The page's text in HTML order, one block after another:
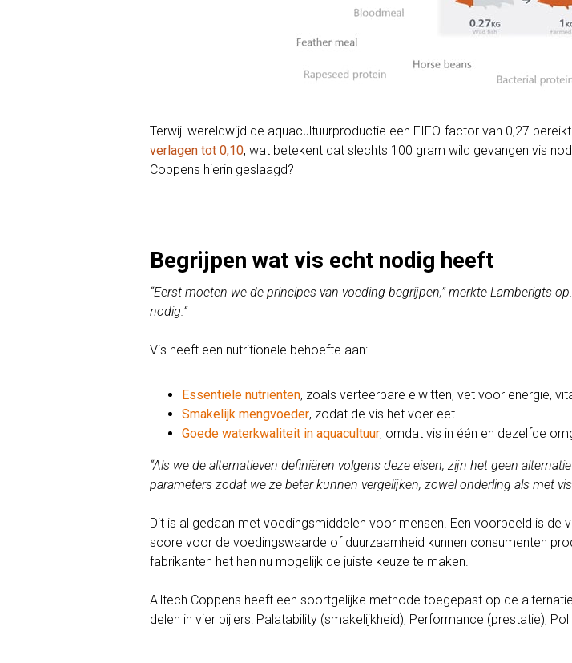
Terwijl wereldwijd de aquacultuurproductie een FIFO-factor van 0,27
verlagen tot 0,10, wat betekent dat slechts 100 gram wild gevangen vis
Coppens hierin geslaagd?
Begrijpen wat vis echt nodig heeft
“Eerst moeten we de principes van voeding begrijpen,” merkte Lamberigts
nodig.”
Vis heeft een nutritionele behoefte aan:
Essentiële nutriënten, zoals verteerbare eiwitten, vet voor energie,
Smakelijk mengvoeder, zodat de vis het voer eet
Goede waterkwaliteit in aquacultuur, omdat vis in één en dezelfde
“Als we de alternatieven definiëren volgens deze eisen, zijn het geen
parameters zodat we ze beter kunnen vergelijken, zowel onderling als met
Dit is al gedaan met voedingsmiddelen voor mensen. Een voorbeeld is de
score voor de voedingswaarde of duurzaamheid kunnen consumenten
fabrikanten het hen nu mogelijk de juiste keuze te maken.
Alltech Coppens heeft een soortgelijke methode toegepast op de
delen in vier pijlers: Palatability (smakelijkheid), Performance (prestatie),